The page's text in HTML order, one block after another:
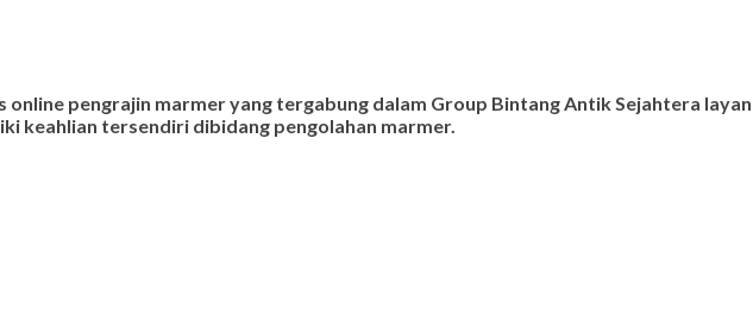
pengrajin marmer yang tergabung dalam Group Bintang Antik Sejahtera
keahlian tersendiri dibidang pengolahan marmer.